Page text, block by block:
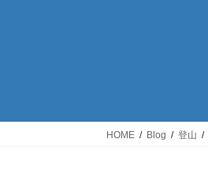
HOME Blog 登山